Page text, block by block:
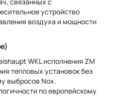
устройство
воздуха и мощности
WKL исполнения ZM
тепловых установок без
выбросов Nox.
по европейскому